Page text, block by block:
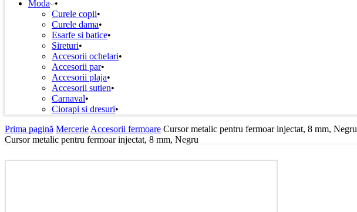
Moda
Curele copii
Curele dama
Esarfe si batice
Sireturi
Accesorii ochelari
Accesorii par
Accesorii plaja
Accesorii sutien
Carnaval
Ciorapi si dresuri
Prima pagină Mercerie Accesorii fermoare Cursor metalic pentru fermoar injectat, 8 mm, Negru
Cursor metalic pentru fermoar injectat, 8 mm, Negru